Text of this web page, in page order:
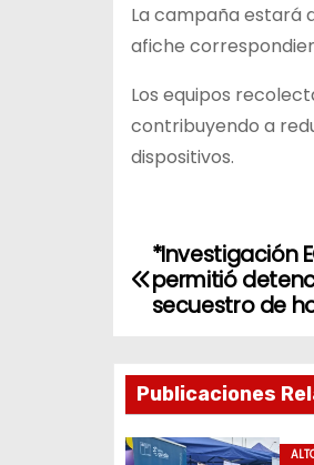
La campaña estará
afiche
Los equipos
contribuyendo a
dispositivos.
N
e
g
*Investigación
permitió
secuestro de
Publicaciones